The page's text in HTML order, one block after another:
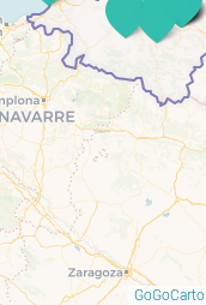
GoGoCarto